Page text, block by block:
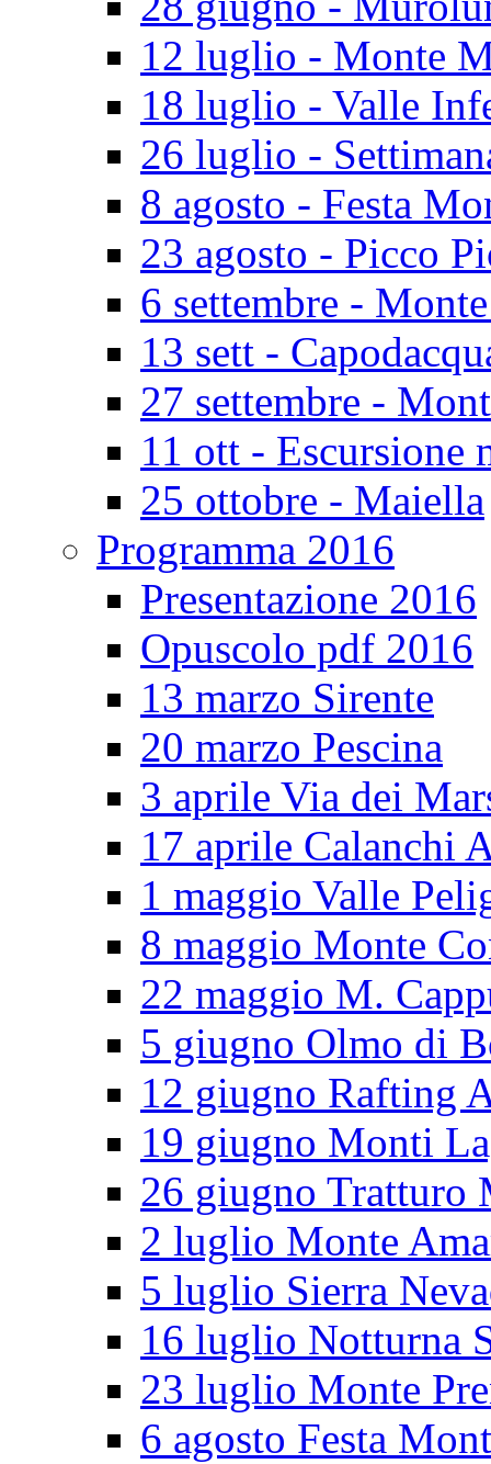
12 luglio - Monte
18 luglio - Valle
26 luglio -
8 agosto - Festa
23 agosto - Picco
6 settembre -
13 sett -
27 settembre -
11 ott - Escursione
25 ottobre - Maiella
Programma 2016
Presentazione 2016
Opuscolo pdf 2016
13 marzo Sirente
20 marzo Pescina
3 aprile Via dei
17 aprile Calanchi
1 maggio Valle
8 maggio Monte
22 maggio M.
5 giugno Olmo di
12 giugno Rafting
19 giugno Monti
26 giugno Tratturo
2 luglio Monte
5 luglio Sierra
16 luglio Notturna
23 luglio Monte
6 agosto Festa